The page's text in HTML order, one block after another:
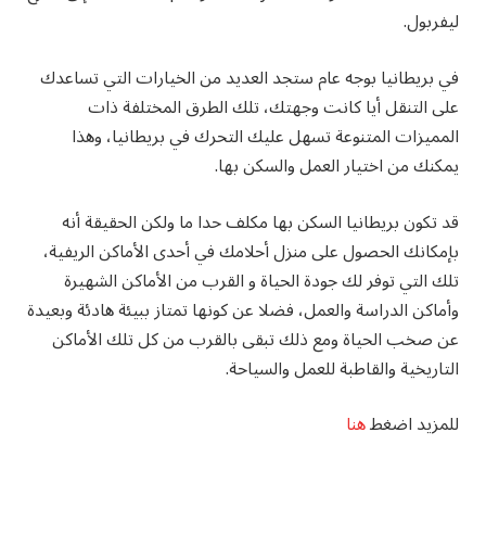
ليفربول.
في بريطانيا بوجه عام ستجد العديد من الخيارات التي تساعدك
على التنقل أيا كانت وجهتك، تلك الطرق المختلفة ذات
المميزات المتنوعة تسهل عليك التحرك في بريطانيا، وهذا
يمكنك من اختيار العمل والسكن بها.
قد تكون بريطانيا السكن بها مكلف حدا ما ولكن الحقيقة أنه
بإمكانك الحصول على منزل أحلامك في أحدى الأماكن الريفية،
تلك التي توفر لك جودة الحياة و القرب من الأماكن الشهيرة
وأماكن الدراسة والعمل، فضلا عن كونها تمتاز ببيئة هادئة وبعيدة
عن صخب الحياة ومع ذلك تبقى بالقرب من كل تلك الأماكن
التاريخية والقاطبة للعمل والسياحة.
للمزيد اضغطهنا